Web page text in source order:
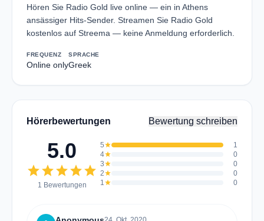
Hören Sie Radio Gold live online — ein in Athens
ansässiger Hits-Sender. Streamen Sie Radio Gold
kostenlos auf Streema — keine Anmeldung erforderlich.
FREQUENZ
Online only
SPRACHE
Greek
Hörerbewertungen Bewertung schreiben
5.0
starstarstarstarstar
1 Bewertungen
5star
1
4star
0
3star
0
2star
0
1star 0